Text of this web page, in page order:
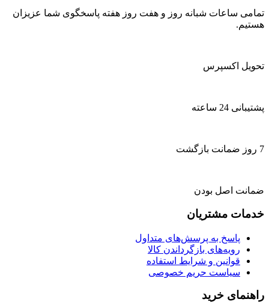
تمامی ساعات شبانه روز و هفت روز هفته پاسخگوی شما عزیزان
هستیم.
تحویل اکسپرس
پشتیبانی 24 ساعته
7 روز ضمانت بازگشت
ضمانت اصل بودن
خدمات مشتریان
پاسخ به پرسش‌های متداول
رویه‌های بازگرداندن کالا
قوانین و شرایط استفاده
سیاست حریم خصوصی
راهنمای خرید